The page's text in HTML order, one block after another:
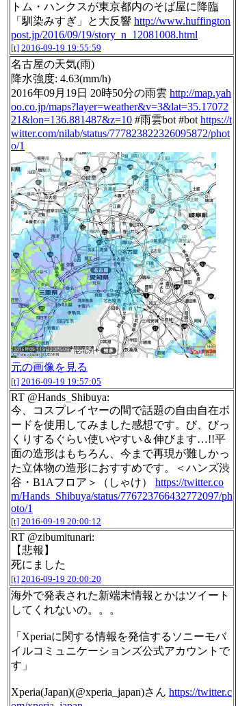
トム・ハンクスが東京都内のそば屋に降臨
「馴染みすぎ」と大反響 http://www.huffington
post.jp/2016/09/19/story_n_12081008.html
[t] 2016-09-19 19:55:59
名古屋の天気(雨)
降水強度: 4.63(mm/h)
2016年09月19日 20時50分の雨雲 http://map.yah
oo.co.jp/maps?layer=weather&v=3&lat=35.17072
21&lon=136.881487&z=10 #雨雲bot #bothttps://t
witter.com/nilab/status/777823822326095872/phot
o/1
元の画像を見る
[t] 2016-09-19 19:57:05
RT @Hands_Shibuya:
今、コスプレイヤーの間で話題の自由自在ボ
ードを使用してみました感想です。び、びっ
くりするぐらい使いやすい＆伸びます…!!平
面の造形はもちろん、今まで再現が難しかっ
た立体物の造形におすすめです。＜ハンズ渋
谷・B1Aフロア＞（しゃけ） https://twitter.co
m/Hands_Shibuya/status/776723766432772097/ph
oto/1
[t] 2016-09-19 20:00:12
RT @zibumitunari:
【悲報】
死にました
[t] 2016-09-19 20:00:20
海外で発表された新端末情報とかはツイート
してくれないの。。。
「Xperiaに関する情報を発信するソニーモバ
イルコミュニケーションズ公式アカウントで
す」
Xperia(Japan)(@xperia_japan)さん https://twitter.c